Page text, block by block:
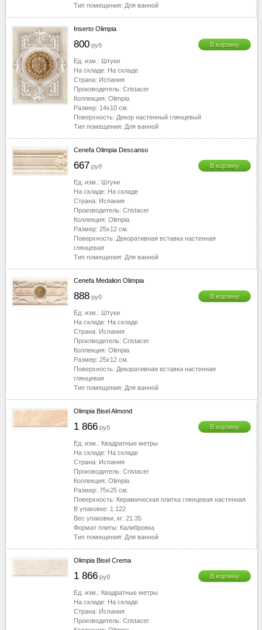
Тип помещения: Для ванной
Inserto Olimpia
800 руб В корзину
Ед. изм.: Штуки
На складе: На складе
Страна: Испания
Производитель: Cristacer
Коллекция: Olimpia
Размер: 14x10 см.
Поверхность: Декор настенный глянцевый
Тип помещения: Для ванной
Cenefa Olimpia Descanso
667 руб В корзину
Ед. изм.: Штуки
На складе: На складе
Страна: Испания
Производитель: Cristacer
Коллекция: Olimpia
Размер: 25x12 см.
Поверхность: Декоративная вставка настенная
глянцевая
Тип помещения: Для ванной
Cenefa Medalion Olimpia
888 руб В корзину
Ед. изм.: Штуки
На складе: На складе
Страна: Испания
Производитель: Cristacer
Коллекция: Olimpia
Размер: 25x12 см.
Поверхность: Декоративная вставка настенная
глянцевая
Тип помещения: Для ванной
Olimpia Bisel Almond
1 866 руб В корзину
Ед. изм.: Квадратные метры
На складе: На складе
Страна: Испания
Производитель: Cristacer
Коллекция: Olimpia
Размер: 75x25 см.
Поверхность: Керамическая плитка глянцевая настенная
В упаковке: 1.122
Вес упаковки, кг: 21.35
Формат плиты: Калибровка
Тип помещения: Для ванной
Olimpia Bisel Crema
1 866 руб В корзину
Ед. изм.: Квадратные метры
На складе: На складе
Страна: Испания
Производитель: Cristacer